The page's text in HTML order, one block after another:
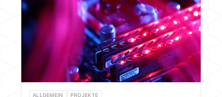
ALLGEMEIN PROJEKTE